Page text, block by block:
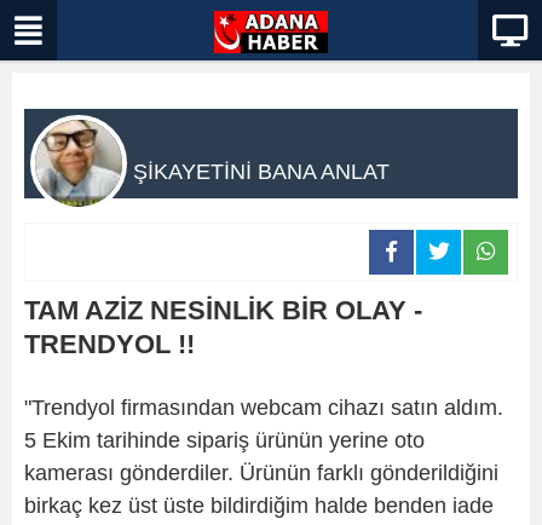
ŞİKAYETİNİ BANA ANLAT
TAM AZİZ NESİNLİK BİR OLAY -
TRENDYOL !!
"Trendyol firmasından webcam cihazı satın aldım.
5 Ekim tarihinde sipariş ürünün yerine oto
kamerası gönderdiler. Ürünün farklı gönderildiğini
birkaç kez üst üste bildirdiğim halde benden iade